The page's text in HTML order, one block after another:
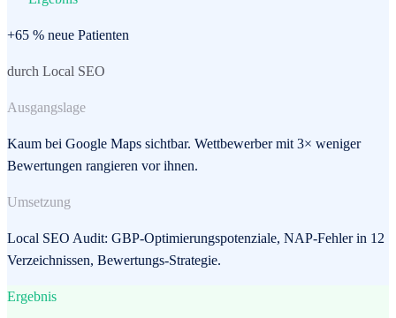
+65 % neue Patienten
durch Local SEO
Ausgangslage
Kaum bei Google Maps sichtbar. Wettbewerber mit 3× weniger
Bewertungen rangieren vor ihnen.
Umsetzung
Local SEO Audit: GBP-Optimierungspotenziale, NAP-Fehler in 12
Verzeichnissen, Bewertungs-Strategie.
Ergebnis